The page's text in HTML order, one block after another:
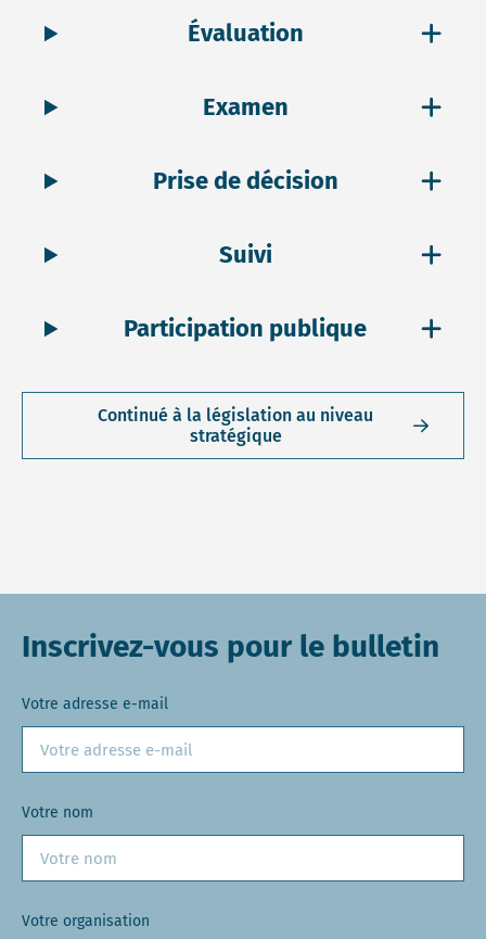
Évaluation
Examen
Prise de décision
Suivi
Participation publique
Continué à la législation au niveau
stratégique
Inscrivez-vous pour le bulletin
Votre adresse e-mail
Votre nom
Votre organisation